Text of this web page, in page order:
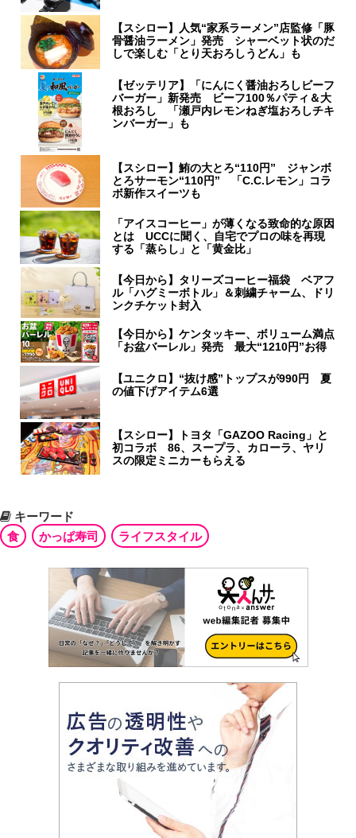
【スシロー】人気“家系ラーメン”店監修「豚
骨醤油ラーメン」発売 シャーベット状のだ
しで楽しむ「とり天おろしうどん」も
【ゼッテリア】「にんにく醤油おろしビーフ
バーガー」新発売 ビーフ100％パティ＆大
根おろし 「瀬戸内レモンねぎ塩おろしチキ
ンバーガー」も
【スシロー】鮪の大とろ“110円” ジャンボ
とろサーモン“110円” 「C.C.レモン」コラ
ボ新作スイーツも
「アイスコーヒー」が薄くなる致命的な原因
とは UCCに聞く、自宅でプロの味を再現
する「蒸らし」と「黄金比」
【今日から】タリーズコーヒー福袋 ベアフ
ル「ハグミーボトル」＆刺繍チャーム、ドリ
ンクチケット封入
【今日から】ケンタッキー、ボリューム満点
「お盆バーレル」発売 最大“1210円”お得
【ユニクロ】“抜け感”トップスが990円 夏
の値下げアイテム6選
【スシロー】トヨタ「GAZOO Racing」と
初コラボ 86、スープラ、カローラ、ヤリ
スの限定ミニカーもらえる
キーワード
食
かっぱ寿司 ライフスタイル